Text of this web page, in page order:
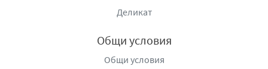
Деликат
Общи условия
Общи условия